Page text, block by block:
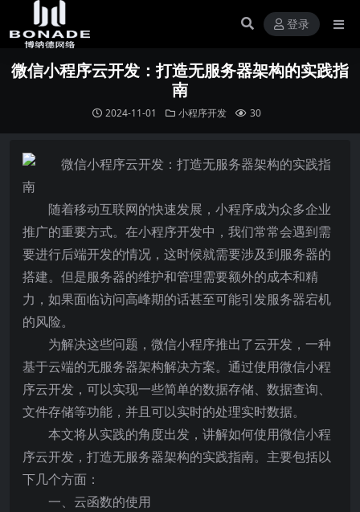
登录
微信小程序云开发：打造无服务器架构的实践指
南
2024-11-01 小程序开发 30
随着移动互联网的快速发展，小程序成为众多企业
推广的重要方式。在小程序开发中，我们常常会遇到需
要进行后端开发的情况，这时候就需要涉及到服务器的
搭建。但是服务器的维护和管理需要额外的成本和精
力，如果面临访问高峰期的话甚至可能引发服务器宕机
的风险。
为解决这些问题，微信小程序推出了云开发，一种
基于云端的无服务器架构解决方案。通过使用微信小程
序云开发，可以实现一些简单的数据存储、数据查询、
文件存储等功能，并且可以实时的处理实时数据。
本文将从实践的角度出发，讲解如何使用微信小程
序云开发，打造无服务器架构的实践指南。主要包括以
下几个方面：
一、云函数的使用